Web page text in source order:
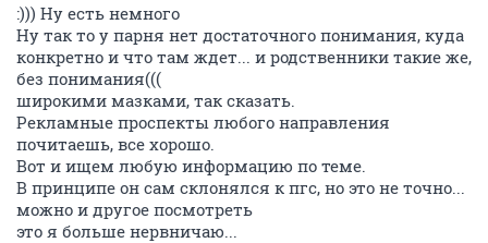
:))) Ну есть немного
Ну так то у парня нет достаточного понимания, куда
конкретно и что там ждет... и родственники такие же,
без понимания(((
широкими мазками, так сказать.
Рекламные проспекты любого направления
почитаешь, все хорошо.
Вот и ищем любую информацию по теме.
В принципе он сам склонялся к пгс, но это не точно...
можно и другое посмотреть
это я больше нервничаю...